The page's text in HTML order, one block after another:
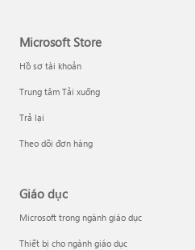
Microsoft Store
Hồ sơ tài khoản
Trung tâm Tải xuống
Trả lại
Theo dõi đơn hàng
Giáo dục
Microsoft trong ngành giáo dục
Thiết bị cho ngành giáo dục